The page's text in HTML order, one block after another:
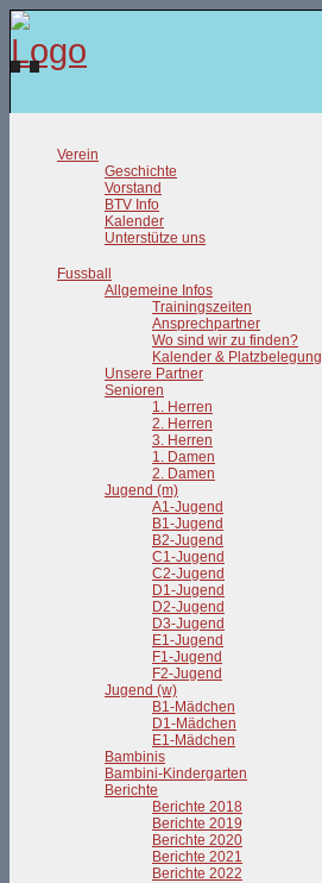
Verein
Geschichte
Vorstand
BTV Info
Kalender
Unterstütze uns
Fussball
Allgemeine Infos
Trainingszeiten
Ansprechpartner
Wo sind wir zu finden?
Kalender & Platzbelegung
Unsere Partner
Senioren
1. Herren
2. Herren
3. Herren
1. Damen
2. Damen
Jugend (m)
A1-Jugend
B1-Jugend
B2-Jugend
C1-Jugend
C2-Jugend
D1-Jugend
D2-Jugend
D3-Jugend
E1-Jugend
F1-Jugend
F2-Jugend
Jugend (w)
B1-Mädchen
D1-Mädchen
E1-Mädchen
Bambinis
Bambini-Kindergarten
Berichte
Berichte 2018
Berichte 2019
Berichte 2020
Berichte 2021
Berichte 2022